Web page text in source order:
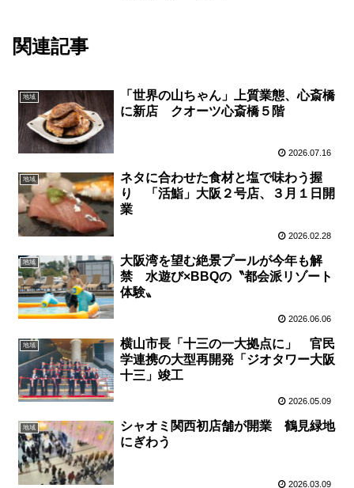
関連記事
地域
「世界の山ちゃん」上質業態、心斎橋
に新店 クオーツ心斎橋５階
2026.07.16
地域
ネタに合わせた食材と塩で味わう握
り 「活鮨」大阪２号店、３月１日開
業
2026.02.28
地域
大阪湾を望む絶景プールが今年も解
禁 水遊び×BBQの〝都会派リゾート
体験〟
2026.06.06
地域
横山市長「十三の一大拠点に」 官民
学連携の大型再開発「ジオタワー大阪
十三」竣工
2026.05.09
地域
シャオミ関西初店舗が開業 鶴見緑地
にぎわう
2026.03.09